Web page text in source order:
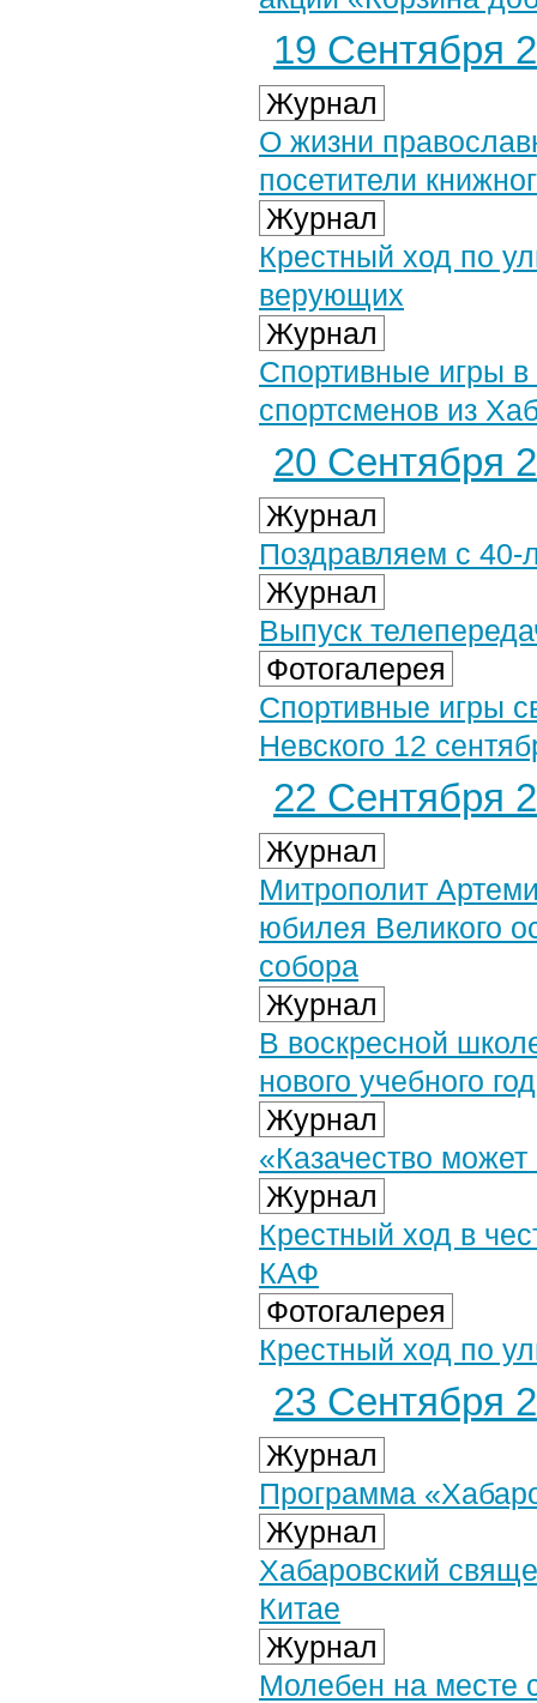
19 Сентября
Журнал
О жизни
посетители
Журнал
Крестный ход по
верующих
Журнал
Спортивные игры в
спортсменов из
20 Сентября
Журнал
Поздравляем с 40-
Журнал
Выпуск
Фотогалерея
Спортивные игры
Невского 12
22 Сентября
Журнал
Митрополит
юбилея Великого
собора
Журнал
В воскресной
нового учебного
Журнал
«Казачество
Журнал
Крестный ход в
КАФ
Фотогалерея
Крестный ход по
23 Сентября
Журнал
Программа
Журнал
Хабаровский
Китае
Журнал
Молебен на месте